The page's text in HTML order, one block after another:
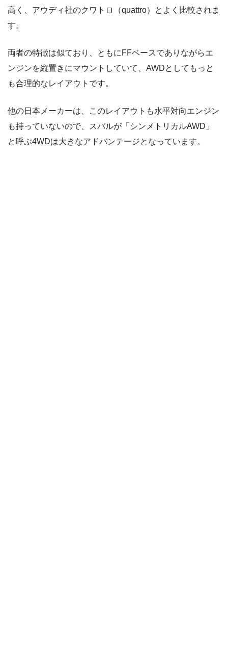
高く、アウディ社のクワトロ（quattro）とよく比較されま
す。
両者の特徴は似ており、ともにFFベースでありながらエ
ンジンを縦置きにマウントしていて、AWDとしてもっと
も合理的なレイアウトです。
他の日本メーカーは、このレイアウトも水平対向エンジン
も持っていないので、スバルが「シンメトリカルAWD」
と呼ぶ4WDは大きなアドバンテージとなっています。